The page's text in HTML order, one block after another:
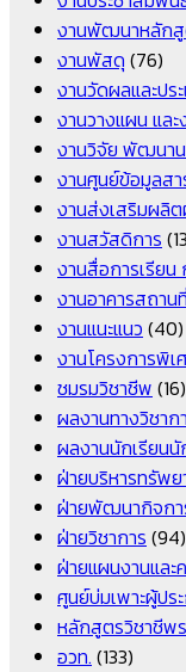
งานพัฒนาหลักสู
งานพัสดุ (76)
งานวัดผลและปร
งานวางแผน แล
งานวิจัย พัฒนา
งานศูนย์ข้อมูลส
งานส่งเสริมผลิต
งานสวัสดิการ
งานสื่อการเรียน
งานอาคารสถานที่
งานแนะแนว (40)
งานโครงการพิเ
ชมรมวิชาชีพ (16)
ผลงานทางวิชาก
ผลงานนักเรียน
ฝ่ายบริหารทรัพย
ฝ่ายพัฒนากิจกา
ฝ่ายวิชาการ (94)
ฝ่ายแผนงานและ
ศูนย์บ่มเพาะผู้ปร
หลักสูตรวิชาชีพร
อวท. (133)